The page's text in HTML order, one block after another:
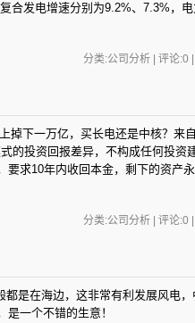
合发电增速分别为9.2%、7.3%，
分类:公司分析 | 评论:0
掉下一万亿，买长电还是中核？来
的投资回报差异，不构成任何投资
求10年内收回本金，剩下的资产
分类:公司分析 | 评论:0
是在海边，这非常有利发展风电
一个不错的生意！